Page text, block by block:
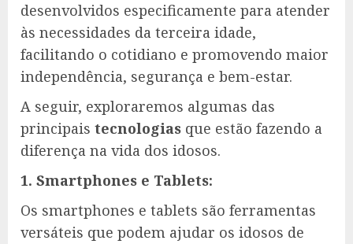
desenvolvidos especificamente para atender
às necessidades da terceira idade,
facilitando o cotidiano e promovendo maior
independência, segurança e bem-estar.
A seguir, exploraremos algumas das
principais tecnologias que estão fazendo a
diferença na vida dos idosos.
1. Smartphones e Tablets:
Os smartphones e tablets são ferramentas
versáteis que podem ajudar os idosos de